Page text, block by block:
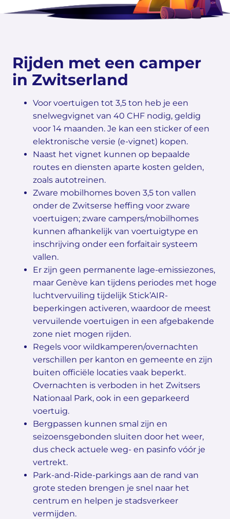
Rijden met een camper
in Zwitserland
Voor voertuigen tot 3,5 ton heb je een
snelwegvignet van 40 CHF nodig, geldig
voor 14 maanden. Je kan een sticker of een
elektronische versie (e-vignet) kopen.
Naast het vignet kunnen op bepaalde
routes en diensten aparte kosten gelden,
zoals autotreinen.
Zware mobilhomes boven 3,5 ton vallen
onder de Zwitserse heffing voor zware
voertuigen; zware campers/mobilhomes
kunnen afhankelijk van voertuigtype en
inschrijving onder een forfaitair systeem
vallen.
Er zijn geen permanente lage-emissiezones,
maar Genève kan tijdens periodes met hoge
luchtvervuiling tijdelijk Stick’AIR-
beperkingen activeren, waardoor de meest
vervuilende voertuigen in een afgebakende
zone niet mogen rijden.
Regels voor wildkamperen/overnachten
verschillen per kanton en gemeente en zijn
buiten officiële locaties vaak beperkt.
Overnachten is verboden in het Zwitsers
Nationaal Park, ook in een geparkeerd
voertuig.
Bergpassen kunnen smal zijn en
seizoensgebonden sluiten door het weer,
dus check actuele weg- en pasinfo vóór je
vertrekt.
Park-and-Ride-parkings aan de rand van
grote steden brengen je snel naar het
centrum en helpen je stadsverkeer
vermijden.